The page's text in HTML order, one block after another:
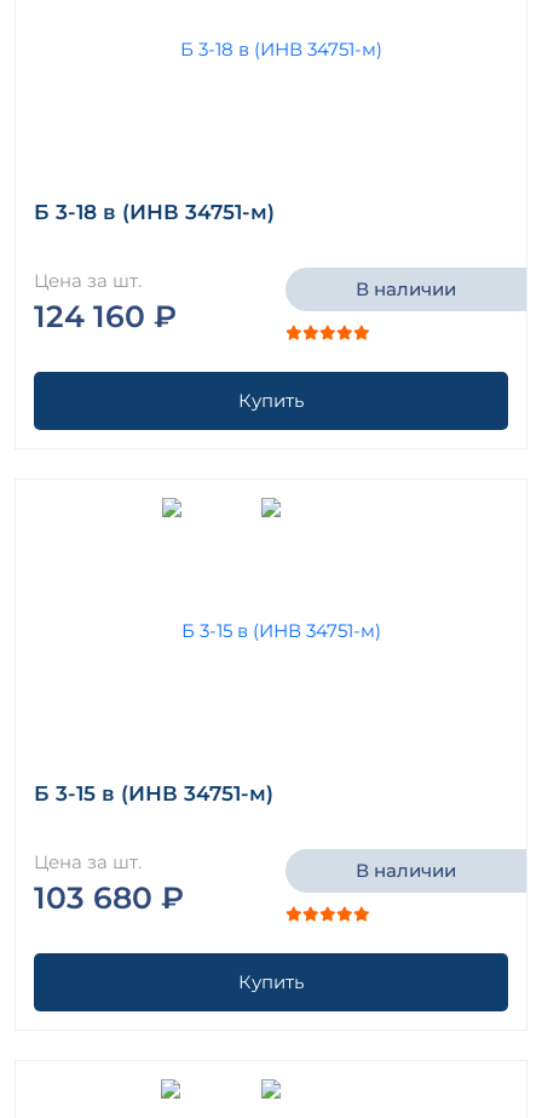
Б 3-18 в (ИНВ 34751-м)
Цена за шт.
124 160 ₽
В наличии
Купить
Б 3-15 в (ИНВ 34751-м)
Цена за шт.
103 680 ₽
В наличии
Купить